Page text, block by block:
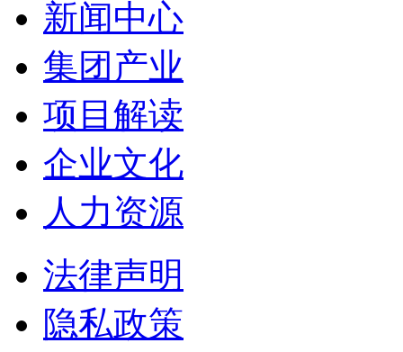
新闻中心
集团产业
项目解读
企业文化
人力资源
法律声明
隐私政策